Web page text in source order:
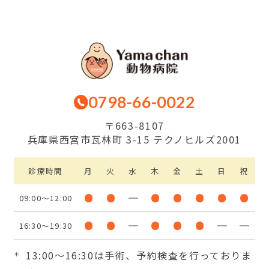
0798-66-0022
〒663-8107
兵庫県西宮市瓦林町 3-15 テクノヒルズ2001
診療時間 月 火 水 木 金 土 日 祝
09:00～12:00
16:30～19:30
13:00〜16:30は手術、予約検査を行っておりま